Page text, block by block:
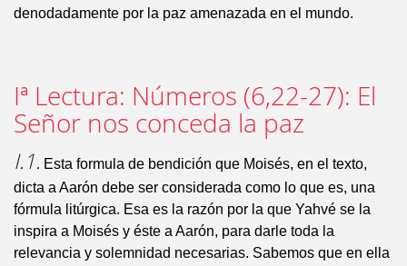
denodadamente por la paz amenazada en el mundo.
Iª Lectura: Números (6,22-27): El
Señor nos conceda la paz
I.1. Esta formula de bendición que Moisés, en el texto,
dicta a Aarón debe ser considerada como lo que es, una
fórmula litúrgica. Esa es la razón por la que Yahvé se la
inspira a Moisés y éste a Aarón, para darle toda la
relevancia y solemnidad necesarias. Sabemos que en ella